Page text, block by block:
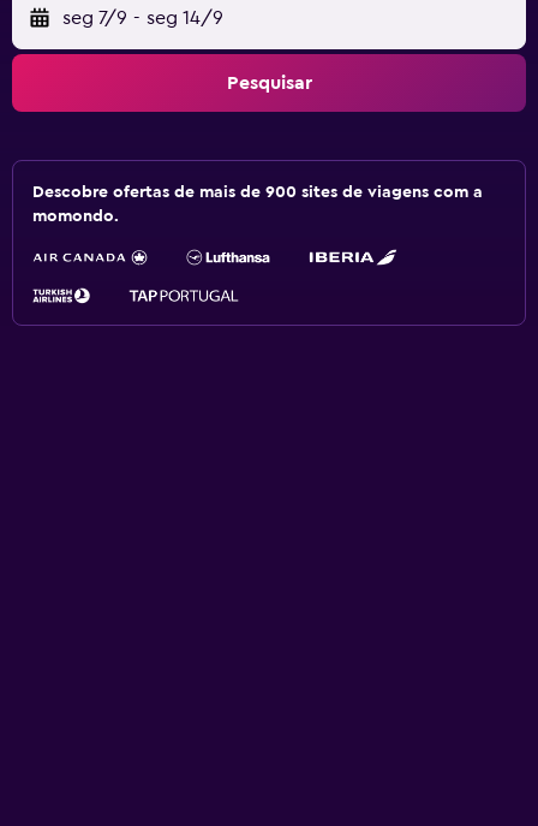
seg 7/9 - seg 14/9
Pesquisar
Descobre ofertas de mais de 900 sites de viagens com a
momondo.